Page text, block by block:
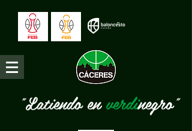
"Latiendo enverdinegro"